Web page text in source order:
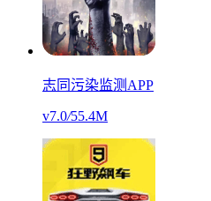
志同污染监测APP
v7.0/55.4M